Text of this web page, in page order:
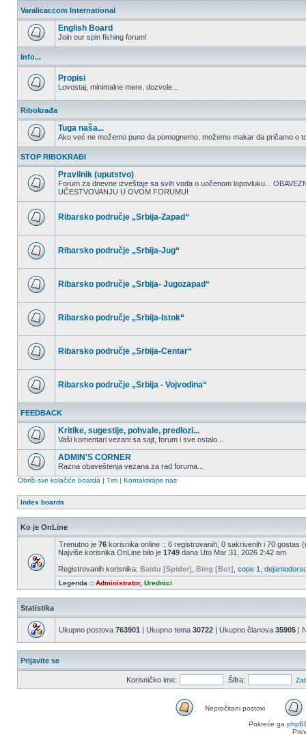
postova
Varalicar.com International
English Board
Join our spin fishing forum!
Info...
nepročitanih
postova
Propisi
Lovostaj, minimalne mere, dozvole...
Ribokrađa
postova
Tuga naša...
Ako već ne možemo puno da pomognemo, možemo makar da pričamo o
STOP RIBOKRAĐI
Nema
nepročitanih
Pravilnik (uputstvo)
Forum za dnevne izveštaje sa svih voda o uočenom lopovluku...
UČESTVOVANJU U OVOM FORUMU!
nepročitanih
Ribarsko područje „Srbija-Zapad“
nepročitanih
Ribarsko područje „Srbija-Jug“
nepročitanih
Ribarsko područje „Srbija- Jugozapad“
nepročitanih
Ribarsko područje „Srbija-Istok“
nepročitanih
Ribarsko područje „Srbija-Centar“
nepročitanih
postova
Ribarsko područje „Srbija - Vojvodina“
FEEDBACK
nepročitanih
postova
Kritike, sugestije, pohvale, predlozi...
Vaši komentari vezani sa sajt, forum i sve ostalo...
nepročitanih
ADMIN'S CORNER
Razna obaveštenja vezana za rad foruma...
Obriši sve kolačiće boarda | Tim | Kontaktirajte nas
Index boarda
Ko je OnLine
Trenutno je 76 korisnika online :: 6 registrovanih, 0 sakrivenih i 70 gostas
Najviše korisnika OnLine bilo je 1749 dana Uto Mar 31, 2026 2:42 am
Registrovanih korisnika: Baidu [Spider] Bing [Bot] cope 1
Legenda :: Administrator, Urednici
Statistika
Ukupno postova 763901 | Ukupno tema 30722 | Ukupno članova 35905 |
Prijavite se
Korisničko ime: Šifra:
Nepročitani postovi
Pokreće ga